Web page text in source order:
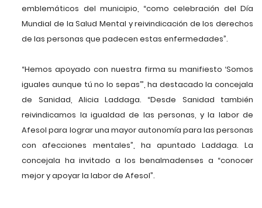
emblemáticos del municipio, “como celebración del Día
Mundial de la Salud Mental y reivindicación de los derechos
de las personas que padecen estas enfermedades”.
“Hemos apoyado con nuestra firma su manifiesto ‘Somos
iguales aunque tú no lo sepas’”, ha destacado la concejala
de Sanidad, Alicia Laddaga. “Desde Sanidad también
reivindicamos la igualdad de las personas, y la labor de
Afesol para lograr una mayor autonomía para las personas
con afecciones mentales”, ha apuntado Laddaga. La
concejala ha invitado a los benalmadenses a “conocer
mejor y apoyar la labor de Afesol”.